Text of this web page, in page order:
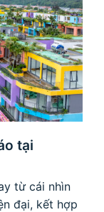
tại
từ cái nhìn
đại, kết hợp